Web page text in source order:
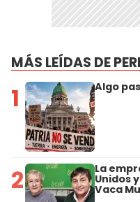
MÁS LEÍDAS DE
1 Algo
2 La
Unidos
Vaca